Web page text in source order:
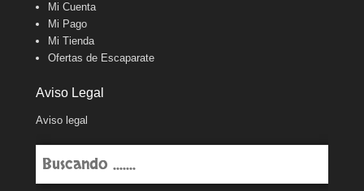
Mi Cuenta
Mi Pago
Mi Tienda
Ofertas de Escaparate
Aviso Legal
Aviso legal
Buscar